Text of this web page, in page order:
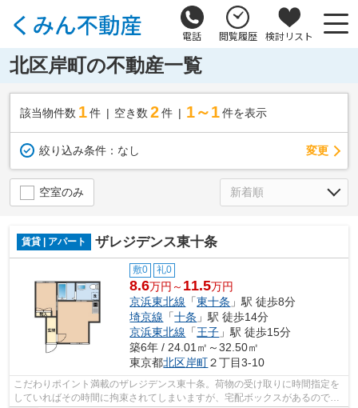
電話 閲覧履歴 検討リスト
北区岸町の不動産一覧
該当物件数 1件 空き数 2 件 1～1 件を表示
絞り込み条件： なし 変更
空室のみ
賃貸 | アパート ザレジデンス東十条
敷0 礼0
8.6万円～ 11.5万円
京浜東北線 「東十条 」駅 徒歩8分
埼京線 「十条 」駅 徒歩14分
京浜東北線 「王子 」駅 徒歩15分
築6年 / 24.01㎡～32.50㎡
東京都北区岸町２丁目3-10
こだわりポイント満載のザレジデンス東十条。荷物の受け取りに時間指定を
していればその時間に拘束されてしまいますが、宅配ボックスがあるので時